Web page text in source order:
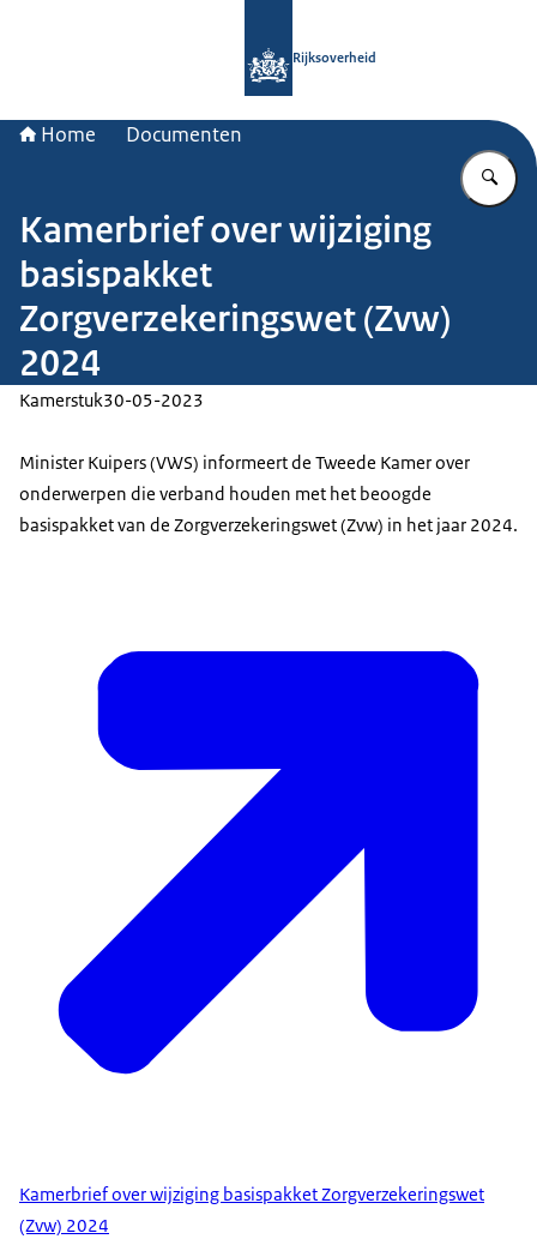
Rijksoverheid
Home Documenten
Kamerbrief over wijziging
basispakket
Zorgverzekeringswet (Zvw)
2024
Kamerstuk30-05-2023
Minister Kuipers (VWS) informeert de Tweede Kamer over
onderwerpen die verband houden met het beoogde
basispakket van de Zorgverzekeringswet (Zvw) in het jaar 2024.
Kamerbrief over wijziging basispakket Zorgverzekeringswet
(Zvw) 2024